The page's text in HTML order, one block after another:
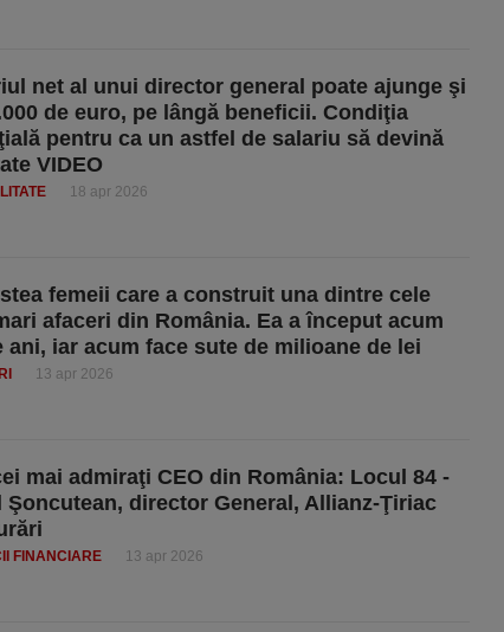
net al unui director general poate ajunge şi
de euro, pe lângă beneficii. Condiţia
pentru ca un astfel de salariu să devină
VIDEO
18 apr 2026
femeii care a construit una dintre cele
afaceri din România. Ea a început acum
ani, iar acum face sute de milioane de lei
13 apr 2026
mai admiraţi CEO din România: Locul 84 -
Şoncutean, director General, Allianz-Ţiriac
FINANCIARE 13 apr 2026